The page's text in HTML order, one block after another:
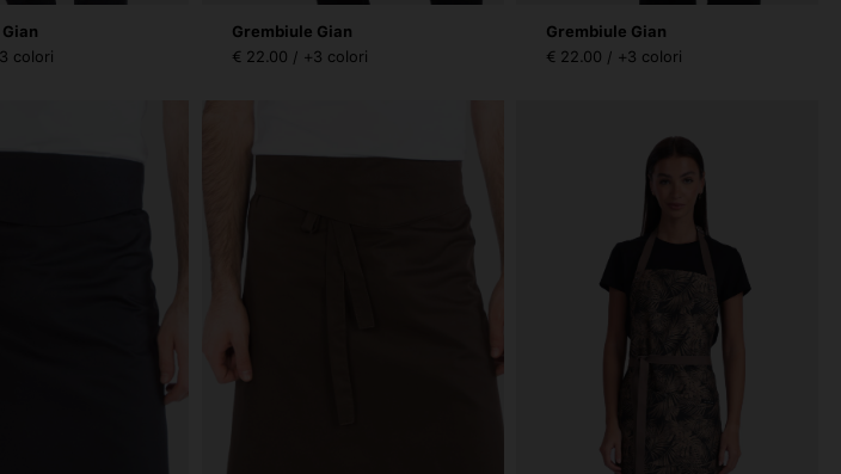
colori
Grembiule Gian
€ 22.00 / +3 colori
Grembiule Gian
€ 22.00 / +3 colori